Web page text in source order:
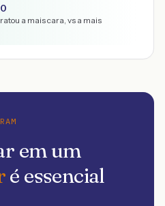
a mais cara, vs a mais
em um
é essencial